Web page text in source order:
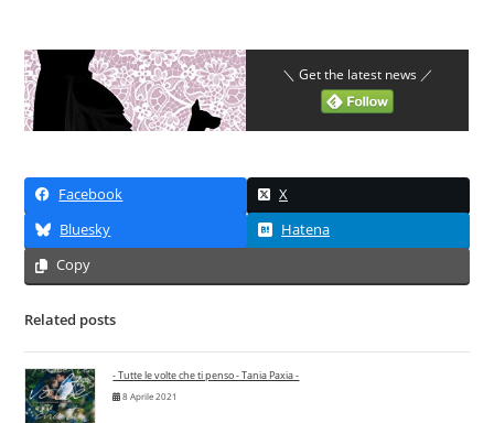
＼ Get the latest news ／
Facebook
X
Bluesky
Hatena
Copy
Related posts
- Tutte le volte che ti penso - Tania Paxia -
8 Aprile 2021